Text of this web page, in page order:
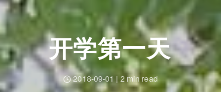
开学第一天
2018-09-01 |2 min read